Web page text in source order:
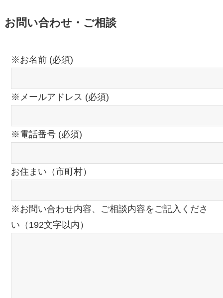
お問い合わせ・ご相談
※お名前 (必須)
※メールアドレス (必須)
※電話番号 (必須)
お住まい（市町村）
※お問い合わせ内容、ご相談内容をご記入くださ
い（192文字以内）